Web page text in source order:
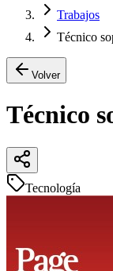
Trabajos
Técnico
Volver
Técnico
Tecnología